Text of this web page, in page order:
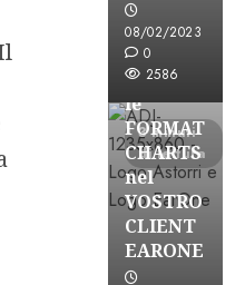
08/02/2023
0
2586
3 minuti
di lettura
Partnership
le
FORMAT
CHARTS
nel
VOSTRO
CLIENT
EARONE